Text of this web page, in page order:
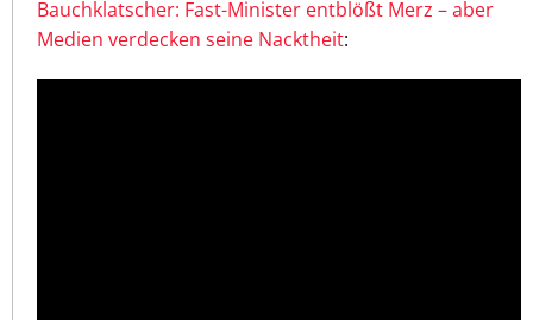
Bauchklatscher: Fast-Minister entblößt Merz – aber
Medien verdecken seine Nacktheit: